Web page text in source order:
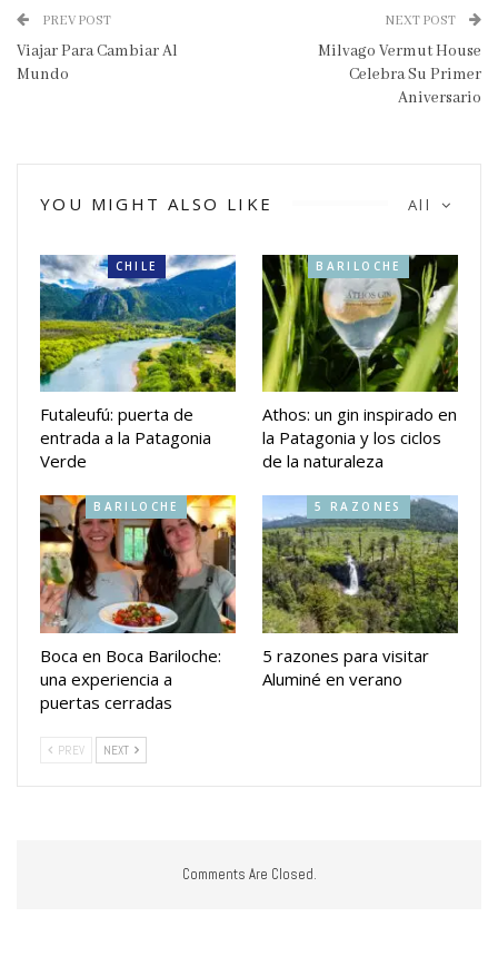
PREV POST
Viajar Para Cambiar Al
Mundo
NEXT POST
Milvago Vermut House
Celebra Su Primer
Aniversario
All
YOU MIGHT ALSO LIKE
CHILE
Futaleufú: puerta de
entrada a la Patagonia
Verde
BARILOCHE
Athos: un gin inspirado en
la Patagonia y los ciclos
de la naturaleza
BARILOCHE
Boca en Boca Bariloche:
una experiencia a
puertas cerradas
5 RAZONES
5 razones para visitar
Aluminé en verano
PREV NEXT
Comments Are Closed.